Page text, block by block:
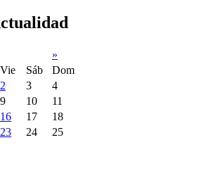
»
Vie Sáb
Dom
2 3
4
9 10
11
16 17
18
23 24
25